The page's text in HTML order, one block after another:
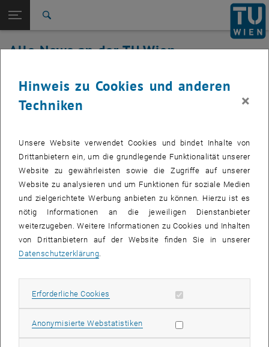
TU Login
Quicklinks
Quicklinks-Menü umschalten
Studium
International
Zur 1. Menü Ebene
Alle News
Zurück: Subseiten von TU Wien Startseite auflisten
Zurück zur letzten Ebene:
TU Wien Startseite
Alle News an der TU Wien
09. April 2021
Störung TUnet
Betroffenes Service: TUnet
Indirekt betroffene Services:
Ausfall von allen Systemen in Teilen von OAEG und OA01 (Telefon,
Computer, Zutrittssysteme, Kameras).
Betroffene Servicenehmer: Mitarbeiter_innen, Studierende
Incident Status:erkannt
Derzeit bestehen massive Probleme mit einem defekten Stack aus
zwei Switchen, die Teile von OAEG und OA01 versorgen. An der
Behebung der Hardwarestörung wird gearbeitet.
Störungsmanager:Sandra Niebergall
Hinweis zu Cookies und anderen
Techniken
×
Unsere Website verwendet Cookies und bindet Inhalte von
Drittanbietern ein, um die grundlegende Funktionalität unserer
Website zu gewährleisten sowie die Zugriffe auf unserer
Website zu analysieren und um Funktionen für soziale Medien
und zielgerichtete Werbung anbieten zu können. Hierzu ist es
nötig Informationen an die jeweiligen Dienstanbieter
weiterzugeben. Weitere Informationen zu Cookies und Inhalten
von Drittanbietern auf der Website finden Sie in unserer
Datenschutzerklärung.
Erforderliche Cookies Erforderliche Cookies zulassen
Anonymisierte WebstatistikenStatistik Cookies zulassen